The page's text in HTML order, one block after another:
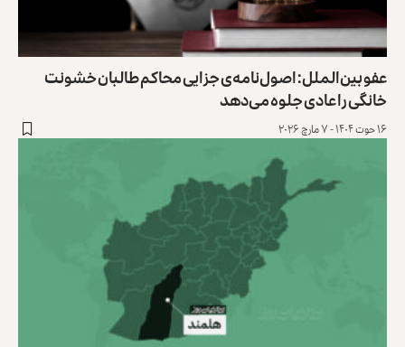
عفو بین‌الملل: اصول‌نامه‌‌ی جزایی محاکم طالبان خشونت
خانگی را عادی جلوه می‌دهد
۱۶ حوت ۱۴۰۴ - ۷ مارچ ۲۰۲۶